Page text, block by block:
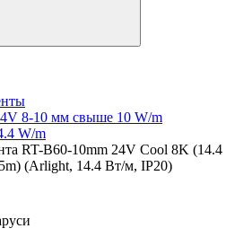
8-10 мм свыше 10 W/m
W/m
RT-B60-10mm 24V Cool 8K (14.4
(Arlight, 14.4 Вт/м, IP20)